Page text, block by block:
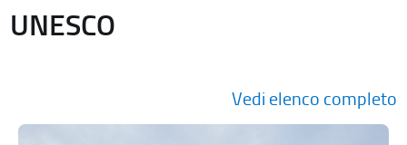
UNESCO
Vedi elenco completo